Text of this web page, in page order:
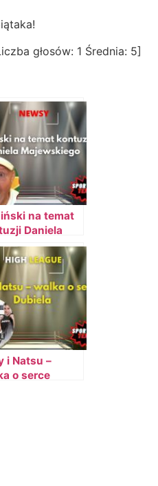
głosów: 1 Średnia: 5]
na temat
Daniela
i Natsu –
o serce